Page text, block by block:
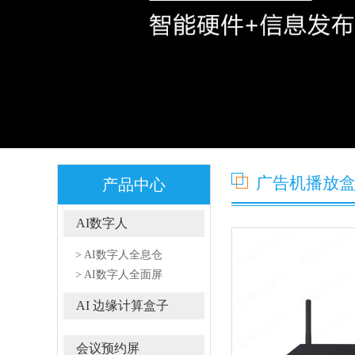
产品中心
AI数字人
> AI数字人全息仓
> AI数字人全面屏
AI 边缘计算盒子
会议预约屏
广告机播放盒